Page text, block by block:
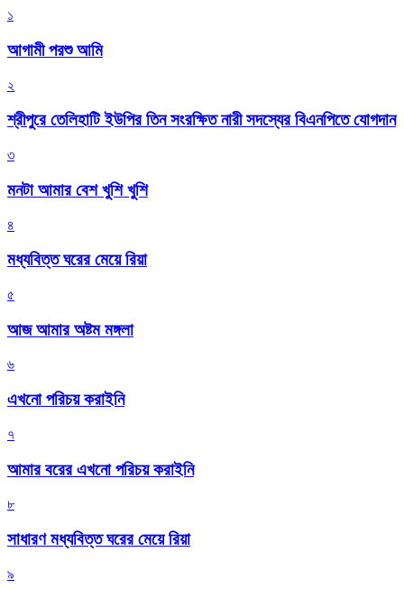
১
আগামী পরশু আমি
২
শ্রীপুরে তেলিহাটি ইউপির তিন সংরক্ষিত নারী সদস্যের বিএনপিতে যোগদান
৩
মনটা আমার বেশ খুশি খুশি
৪
মধ্যবিত্ত ঘরের মেয়ে রিয়া
৫
আজ আমার অষ্টম মঙ্গলা
৬
এখনো পরিচয় করাইনি
৭
আমার বরের এখনো পরিচয় করাইনি
৮
সাধারণ মধ্যবিত্ত ঘরের মেয়ে রিয়া
৯